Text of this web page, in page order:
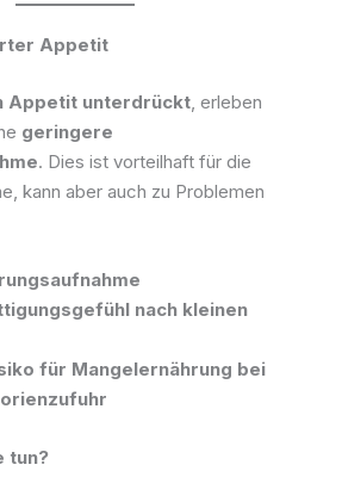
Appetit
Appetit unterdrückt , erleben
geringere
. Dies ist vorteilhaft für die
kann aber auch zu Problemen
nach kleinen
für Mangelernährung bei
tun?